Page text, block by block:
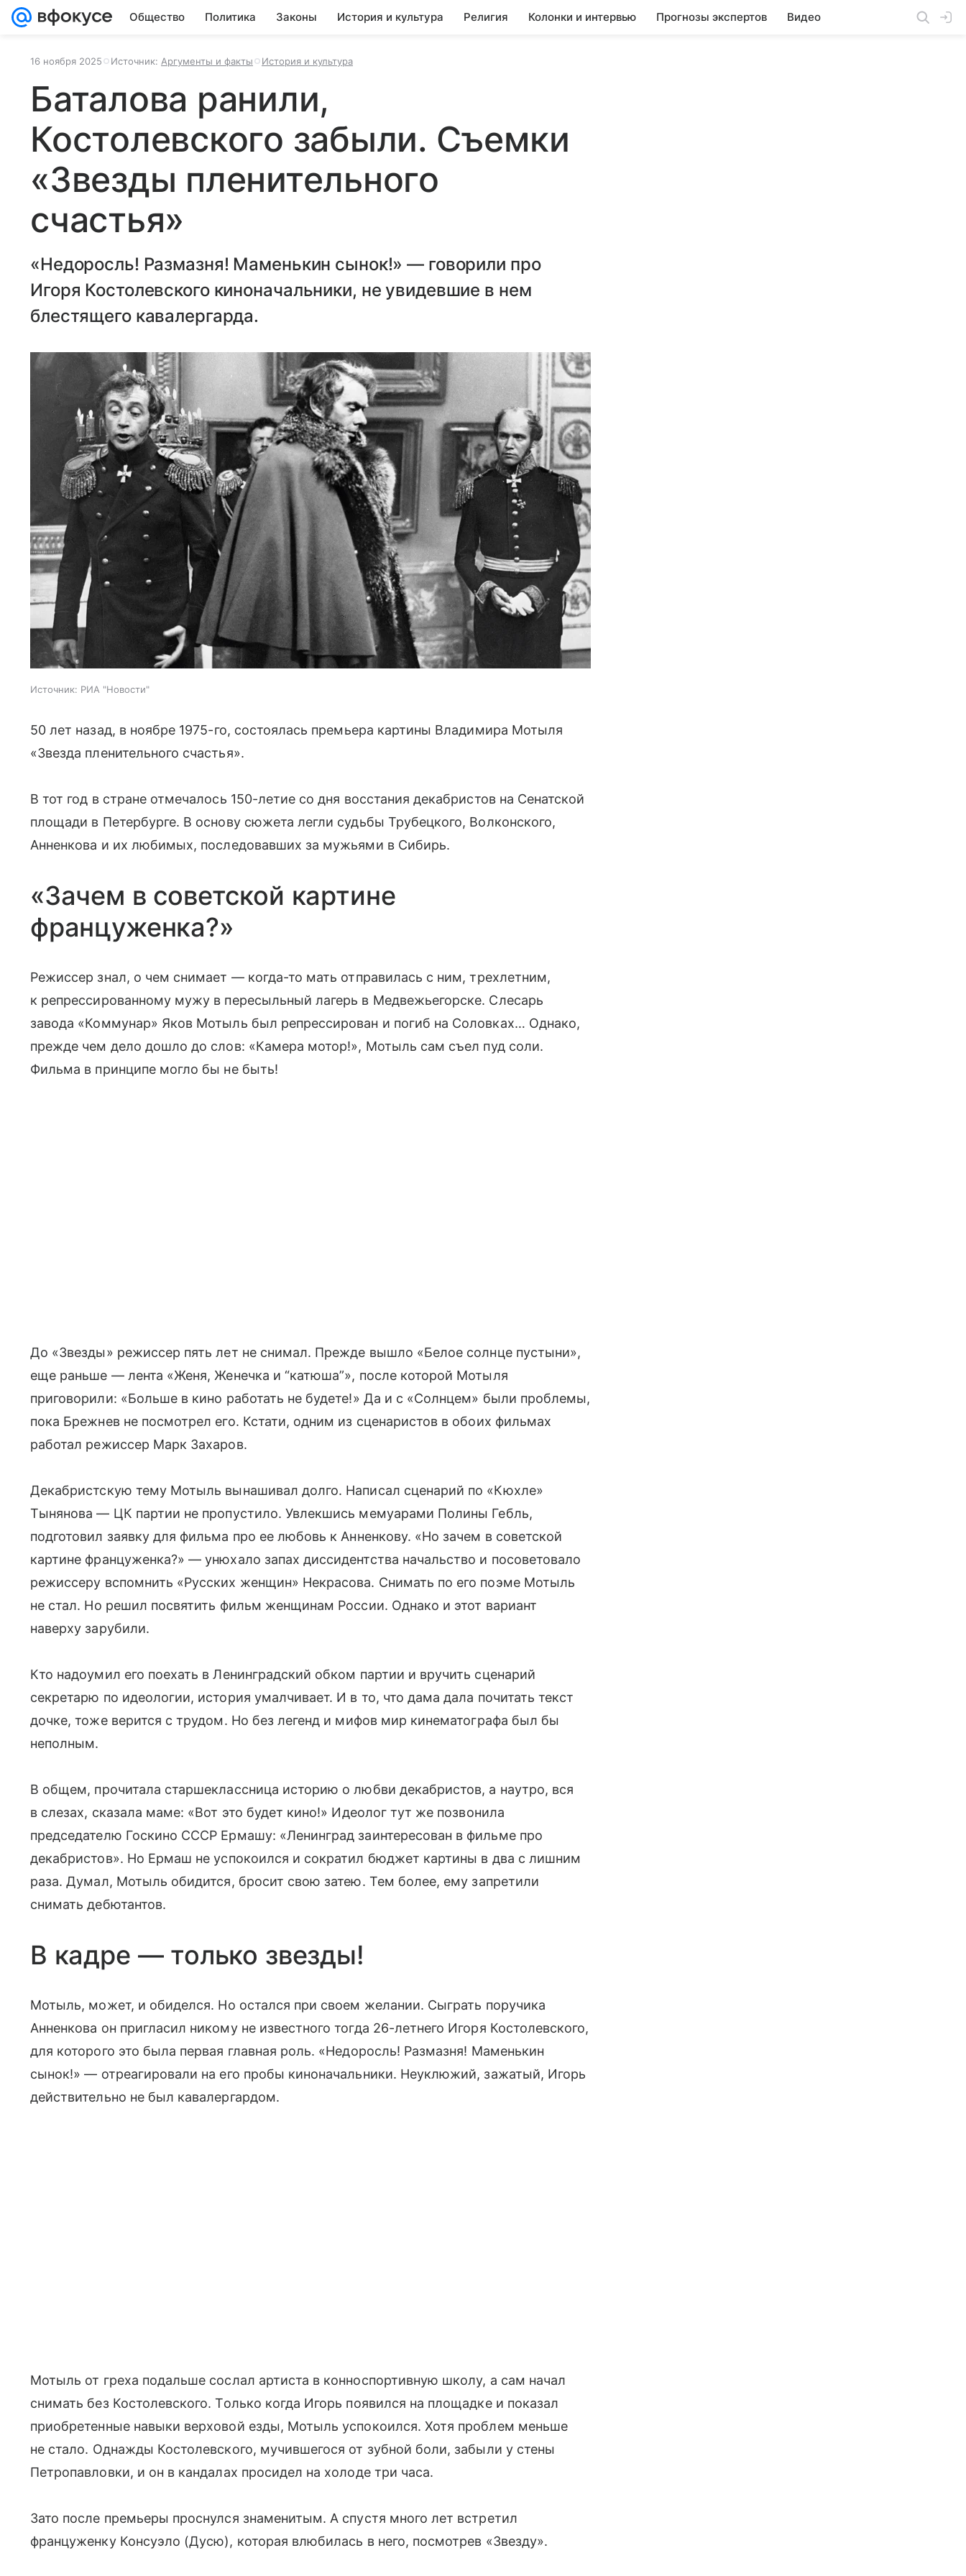
Общество Политика Законы История и культура Религия Колонки и интервью Прогнозы экспертов Видео
16 ноября 2025 Источник: Аргументы и факты История и культура
Баталова ранили,
Костолевского забыли. Съемки
«Звезды пленительного
счастья»
«Недоросль! Размазня! Маменькин сынок!» — говорили про
Игоря Костолевского киноначальники, не увидевшие в нем
блестящего кавалергарда.
Источник: РИА "Новости"
50 лет назад, в ноябре 1975-го, состоялась премьера картины Владимира Мотыля
«Звезда пленительного счастья».
В тот год в стране отмечалось 150-летие со дня восстания декабристов на Сенатской
площади в Петербурге. В основу сюжета легли судьбы Трубецкого, Волконского,
Анненкова и их любимых, последовавших за мужьями в Сибирь.
«Зачем в советской картине
француженка?»
Режиссер знал, о чем снимает — когда-то мать отправилась с ним, трехлетним,
к репрессированному мужу в пересыльный лагерь в Медвежьегорске. Слесарь
завода «Коммунар» Яков Мотыль был репрессирован и погиб на Соловках… Однако,
прежде чем дело дошло до слов: «Камера мотор!», Мотыль сам съел пуд соли.
Фильма в принципе могло бы не быть!
До «Звезды» режиссер пять лет не снимал. Прежде вышло «Белое солнце пустыни»,
еще раньше — лента «Женя, Женечка и “катюша”», после которой Мотыля
приговорили: «Больше в кино работать не будете!» Да и с «Солнцем» были проблемы,
пока Брежнев не посмотрел его. Кстати, одним из сценаристов в обоих фильмах
работал режиссер Марк Захаров.
Декабристскую тему Мотыль вынашивал долго. Написал сценарий по «Кюхле»
Тынянова — ЦК партии не пропустило. Увлекшись мемуарами Полины Гебль,
подготовил заявку для фильма про ее любовь к Анненкову. «Но зачем в советской
картине француженка?» — унюхало запах диссидентства начальство и посоветовало
режиссеру вспомнить «Русских женщин» Некрасова. Снимать по его поэме Мотыль
не стал. Но решил посвятить фильм женщинам России. Однако и этот вариант
наверху зарубили.
Кто надоумил его поехать в Ленинградский обком партии и вручить сценарий
секретарю по идеологии, история умалчивает. И в то, что дама дала почитать текст
дочке, тоже верится с трудом. Но без легенд и мифов мир кинематографа был бы
неполным.
В общем, прочитала старшеклассница историю о любви декабристов, а наутро, вся
в слезах, сказала маме: «Вот это будет кино!» Идеолог тут же позвонила
председателю Госкино СССР Ермашу: «Ленинград заинтересован в фильме про
декабристов». Но Ермаш не успокоился и сократил бюджет картины в два с лишним
раза. Думал, Мотыль обидится, бросит свою затею. Тем более, ему запретили
снимать дебютантов.
В кадре — только звезды!
Мотыль, может, и обиделся. Но остался при своем желании. Сыграть поручика
Анненкова он пригласил никому не известного тогда 26-летнего Игоря Костолевского,
для которого это была первая главная роль. «Недоросль! Размазня! Маменькин
сынок!» — отреагировали на его пробы киноначальники. Неуклюжий, зажатый, Игорь
действительно не был кавалергардом.
Мотыль от греха подальше сослал артиста в конноспортивную школу, а сам начал
снимать без Костолевского. Только когда Игорь появился на площадке и показал
приобретенные навыки верховой езды, Мотыль успокоился. Хотя проблем меньше
не стало. Однажды Костолевского, мучившегося от зубной боли, забыли у стены
Петропавловки, и он в кандалах просидел на холоде три часа.
Зато после премьеры проснулся знаменитым. А спустя много лет встретил
француженку Консуэло (Дусю), которая влюбилась в него, посмотрев «Звезду».